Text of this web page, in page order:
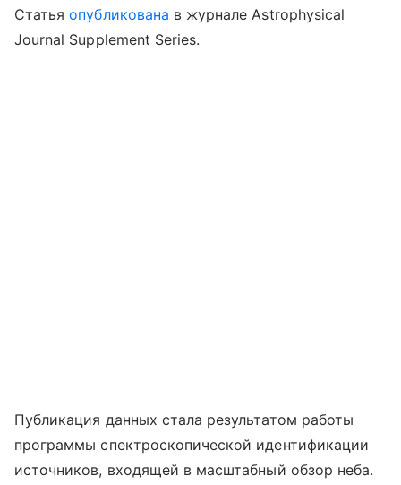
Статьяопубликована в журнале Astrophysical
Journal Supplement Series.
Публикация данных стала результатом работы
программы спектроскопической идентификации
источников, входящей в масштабный обзор неба.